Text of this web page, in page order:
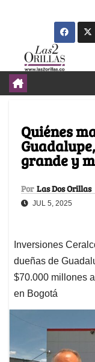
Quiénes
grande y
Por Las Dos Orillas
JUL 5, 2025
Inversiones
dueñas de
$70.000 millones
en Bogotá